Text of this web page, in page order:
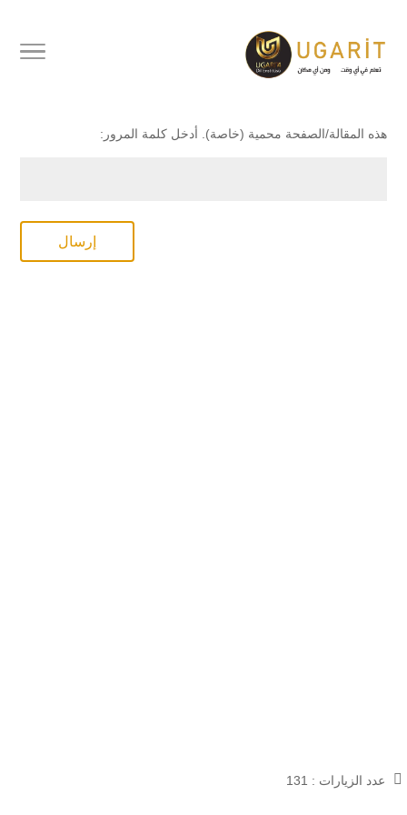
محمي بكلمة مرور
هذه المقالة/الصفحة محمية (خاصة). أدخل كلمة المرور:
إرسال
عدد الزيارات : 131